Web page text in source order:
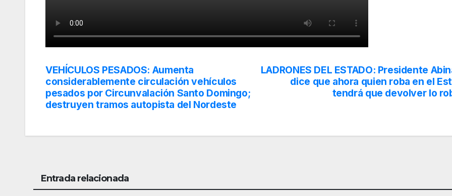
Navegación
de
entradas
LADRONES DEL ESTADO: Presidente
dice que ahora quien roba en el
tendrá que devolver lo
VEHÍCULOS PESADOS: Aumenta
considerablemente circulación vehículos
pesados por Circunvalación Santo Domingo;
destruyen tramos autopista del Nordeste
Entrada relacionada